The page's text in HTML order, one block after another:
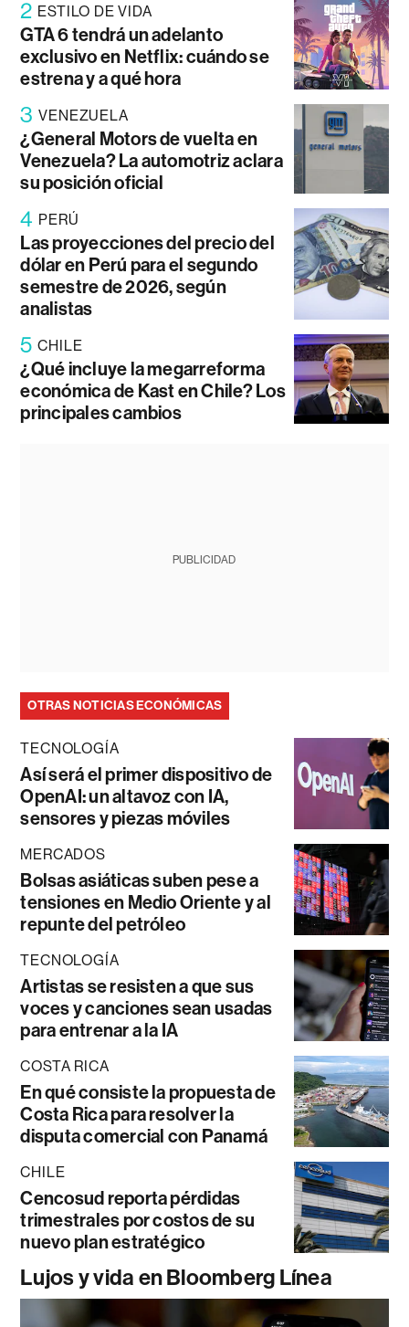
2 ESTILO DE VIDA
GTA 6 tendrá un adelanto
exclusivo en Netflix: cuándo se
estrena y a qué hora
3 VENEZUELA
¿General Motors de vuelta en
Venezuela? La automotriz aclara
su posición oficial
4 PERÚ
Las proyecciones del precio del
dólar en Perú para el segundo
semestre de 2026, según
analistas
5 CHILE
¿Qué incluye la megarreforma
económica de Kast en Chile? Los
principales cambios
PUBLICIDAD
OTRAS NOTICIAS ECONÓMICAS
TECNOLOGÍA
Así será el primer dispositivo de
OpenAI: un altavoz con IA,
sensores y piezas móviles
MERCADOS
Bolsas asiáticas suben pese a
tensiones en Medio Oriente y al
repunte del petróleo
TECNOLOGÍA
Artistas se resisten a que sus
voces y canciones sean usadas
para entrenar a la IA
COSTA RICA
En qué consiste la propuesta de
Costa Rica para resolver la
disputa comercial con Panamá
CHILE
Cencosud reporta pérdidas
trimestrales por costos de su
nuevo plan estratégico
Lujos y vida en Bloomberg Línea